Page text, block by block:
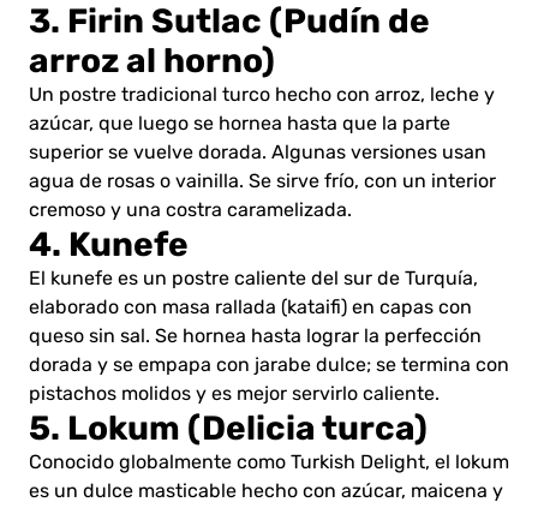
3. Firin Sutlac (Pudín de
arroz al horno)
Un postre tradicional turco hecho con arroz, leche y
azúcar, que luego se hornea hasta que la parte
superior se vuelve dorada. Algunas versiones usan
agua de rosas o vainilla. Se sirve frío, con un interior
cremoso y una costra caramelizada.
4. Kunefe
El kunefe es un postre caliente del sur de Turquía,
elaborado con masa rallada (kataifi) en capas con
queso sin sal. Se hornea hasta lograr la perfección
dorada y se empapa con jarabe dulce; se termina con
pistachos molidos y es mejor servirlo caliente.
5. Lokum (Delicia turca)
Conocido globalmente como Turkish Delight, el lokum
es un dulce masticable hecho con azúcar, maicena y